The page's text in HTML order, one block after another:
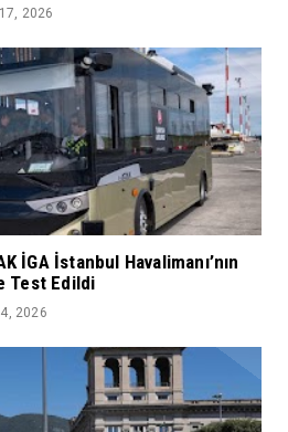
2026
İGA İstanbul Havalimanı’nın
Test Edildi
2026